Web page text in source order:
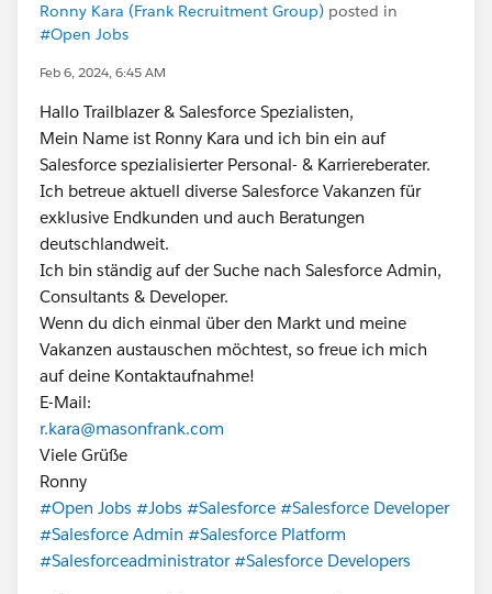
Ronny Kara (Frank Recruitment Group) posted in
#Open Jobs
Feb 6, 2024, 6:45 AM
Hallo Trailblazer & Salesforce Spezialisten,
Mein Name ist Ronny Kara und ich bin ein auf
Salesforce spezialisierter Personal- & Karriereberater.
Ich betreue aktuell diverse Salesforce Vakanzen für
exklusive Endkunden und auch Beratungen
deutschlandweit.
Ich bin ständig auf der Suche nach Salesforce Admin,
Consultants & Developer.
Wenn du dich einmal über den Markt und meine
Vakanzen austauschen möchtest, so freue ich mich
auf deine Kontaktaufnahme!
E-Mail:
r.kara@masonfrank.com
Viele Grüße
Ronny
#Open Jobs #Jobs #Salesforce #Salesforce Developer
#Salesforce Admin #Salesforce Platform
#Salesforceadministrator #Salesforce Developers